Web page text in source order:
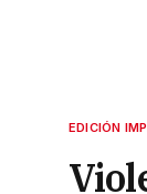
EDICIÓN